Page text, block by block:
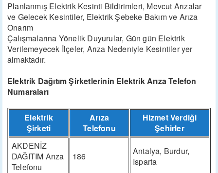
Planlanmış Elektrik Kesinti Bildirimleri, Mevcut Arızalar
ve Gelecek Kesintiler, Elektrik Şebeke Bakım ve Arıza
Onarım
Çalışmalarına Yönelik Duyurular, Gün gün Elektrik
Verilemeyecek İlçeler, Arıza Nedeniyle Kesintiler yer
almaktadır.
Elektrik Dağıtım Şirketlerinin Elektrik Arıza Telefon
Numaraları
Elektrik
Şirketi
Arıza
Telefonu
Hizmet Verdiği
Şehirler
AKDENİZ
DAĞITIM Arıza
Telefonu
186
Antalya, Burdur,
Isparta